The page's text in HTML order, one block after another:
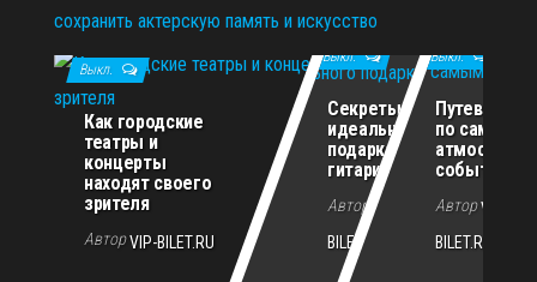
сохранить актерскую память и искусство
02.07.2026
Выкл.
Как городские
театры и
концерты
находят своего
зрителя
АвторVIP-BILET.RU
11.12.2025
Выкл.
Секреты
идеального
подарка для
гитариста
Автор VIP-
BILET.RU
Выкл.
по самым
событиям
АвторVIP-
BILET.RU